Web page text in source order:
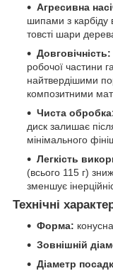
Агресивна
шипами з карбіду
товсті шари
Довговічність:
робочої частини
найтвердішими
композитними
Чиста
диск залишає
мінімального
Легкість
(всього 115 г)
зменшує
Технічні
Форма:
Зовнішній
Діаметр